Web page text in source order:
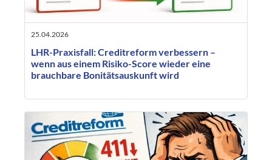
25.04.2026
LHR-Praxisfall: Creditreform verbessern –
wenn aus einem Risiko-Score wieder eine
brauchbare Bonitätsauskunft wird